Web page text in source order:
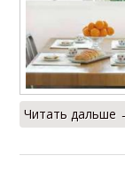
Читать дальше